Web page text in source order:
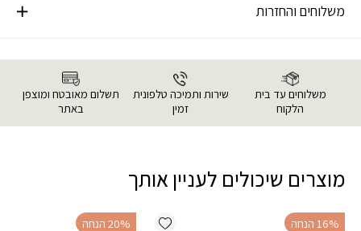
משלוחים והחזרות
משלוחים עד בית
הלקוח
שירות ותמיכה טלפונית
זמין
תשלום מאובטח ומוצפן
באתר
מוצרים שיכולים לעניין אותך
Add wishlist ‫16% הנחה ‫20% הנחה